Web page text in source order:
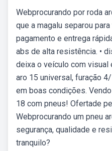
Webprocurando por roda
que a magalu separou
pagamento e entrega
abs de alta resistência. •
deixa o veículo com visual
aro 15 universal, furação
em boas condições.
18 com pneus! Ofertade
Webprocurando um pneu
segurança, qualidade e
tranquilo?